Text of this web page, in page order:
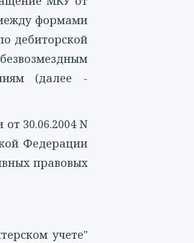
формами
дебиторской
(далее -
30.06.2004 N
Федерации
правовых
учете"